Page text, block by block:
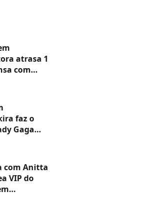
atrasa 1
com
de hits,
TUDO o
faz o
Gaga
com Anitta
VIP do
vai